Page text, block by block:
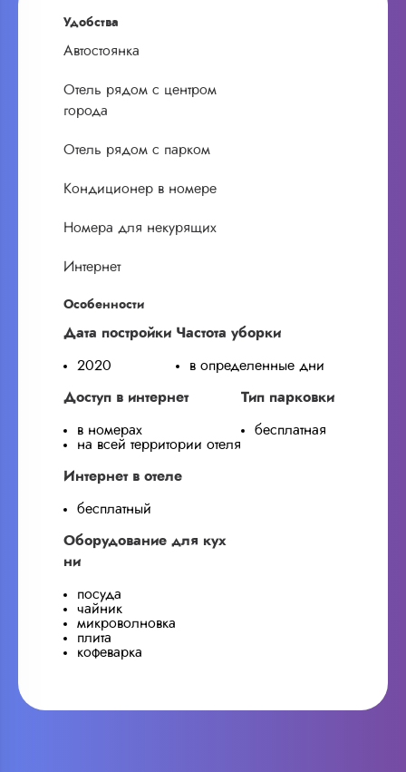
Удобства
Автостоянка
Отель рядом с центром
города
Отель рядом с парком
Кондиционер в номере
Номера для некурящих
Интернет
Особенности
Дата постройки
2020
Частота уборки
в определенные дни
Доступ в интернет
в номерах
на всей территории отеля
Тип парковки
бесплатная
Интернет в отеле
бесплатный
Оборудование для кух
ни
посуда
чайник
микроволновка
плита
кофеварка